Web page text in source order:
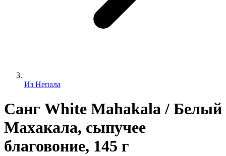
Из Непала
Санг White Mahakala / Белый
Махакала, сыпучее
благовоние, 145 г